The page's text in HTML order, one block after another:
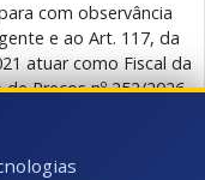
com observância
e ao Art. 117, da
atuar como Fiscal da
Preços nº 252/2026
empresa
LTDA.